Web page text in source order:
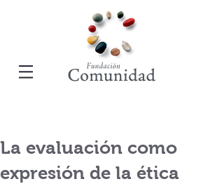
La evaluación como
expresión de la ética